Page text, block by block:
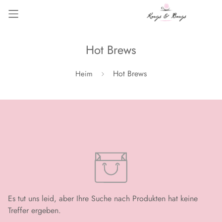
Hot Brews
Heim Hot Brews
Es tut uns leid, aber Ihre Suche nach Produkten hat keine
Treffer ergeben.